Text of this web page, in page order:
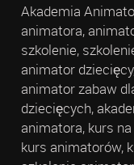
Akademia
animatora,
szkolenie,
animator
animator zabaw
dziecięcych,
animatora, kurs
kurs animatorów,